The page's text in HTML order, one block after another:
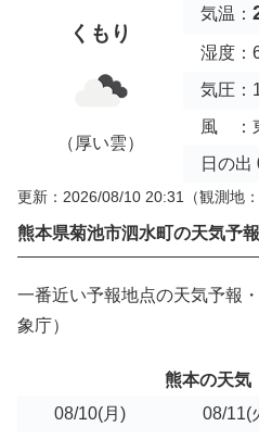
くもり
（厚い雲）
気温：
湿度：
気圧：
風 ：
日の出
更新：2026/08/10 20:31 （観測地
熊本県菊池市泗水町の天気予
一番近い予報地点の天気予報
象庁）
熊本の天気
08/10(月) 08/11(